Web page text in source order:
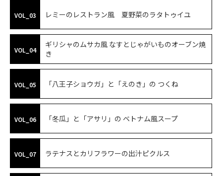
VOL_03 レミーのレストラン風 夏野菜のラタトゥイユ
VOL_04
ギリシャのムサカ風 なすとじゃがいものオーブン焼
き
VOL_05 「八王子ショウガ」と「えのき」の つくね
VOL_06 「冬瓜」と「アサリ」の ベトナム風スープ
VOL_07 ラテナスとカリフラワーの出汁ピクルス